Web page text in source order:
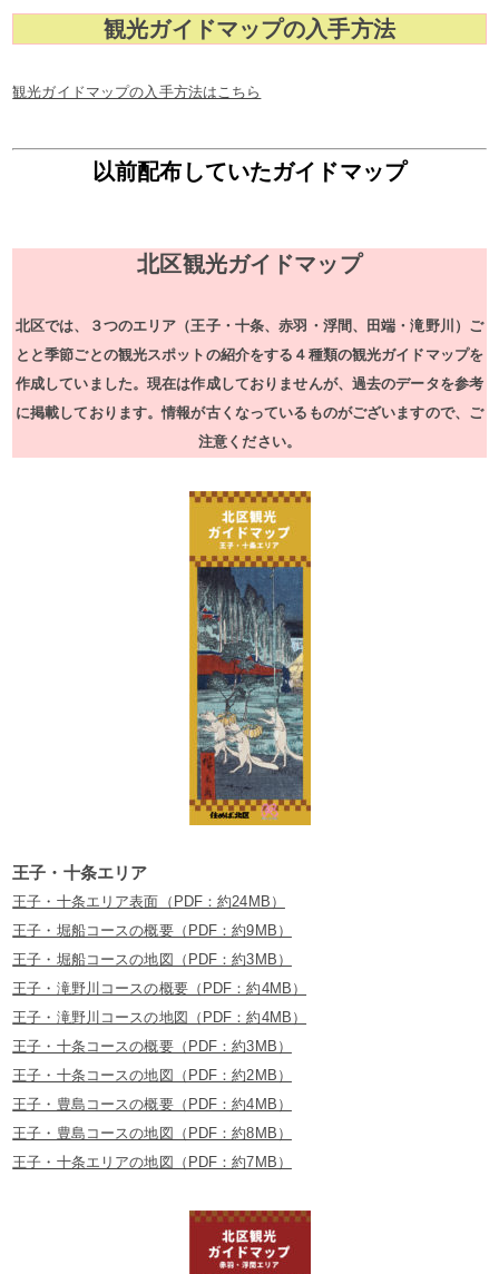
観光ガイドマップの入手方法
観光ガイドマップの入手方法はこちら
以前配布していたガイドマップ
北区観光ガイドマップ
北区では、３つのエリア（王子・十条、赤羽・浮間、田端・滝野川）ご
とと季節ごとの観光スポットの紹介をする４種類の観光ガイドマップを
作成していました。現在は作成しておりませんが、過去のデータを参考
に掲載しております。情報が古くなっているものがございますので、ご
注意ください。
王子・十条エリア
王子・十条エリア表面（PDF：約24MB）
王子・堀船コースの概要（PDF：約9MB）
王子・堀船コースの地図（PDF：約3MB）
王子・滝野川コースの概要（PDF：約4MB）
王子・滝野川コースの地図（PDF：約4MB）
王子・十条コースの概要（PDF：約3MB）
王子・十条コースの地図（PDF：約2MB）
王子・豊島コースの概要（PDF：約4MB）
王子・豊島コースの地図（PDF：約8MB）
王子・十条エリアの地図（PDF：約7MB）